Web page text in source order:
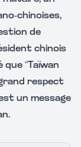
chinoises,
de
chinois
“Taïwan
respect
un message